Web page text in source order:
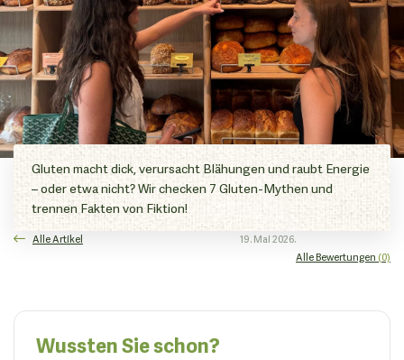
Gluten macht dick, verursacht Blähungen und raubt Energie
– oder etwa nicht? Wir checken 7 Gluten-Mythen und
trennen Fakten von Fiktion!
Alle Artikel
19. Mai 2026.
Alle Bewertungen (0)
Wussten Sie schon?